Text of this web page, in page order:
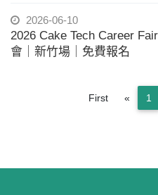
2026-06-10
2026 Cake Tech Career
會｜新竹場｜免費報名
First « 1